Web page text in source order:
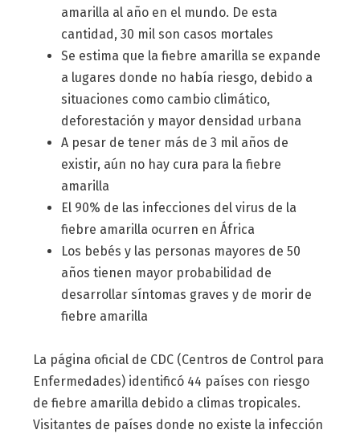
amarilla al año en el mundo. De esta
cantidad, 30 mil son casos mortales
Se estima que la fiebre amarilla se expande
a lugares donde no había riesgo, debido a
situaciones como cambio climático,
deforestación y mayor densidad urbana
A pesar de tener más de 3 mil años de
existir, aún no hay cura para la fiebre
amarilla
El 90% de las infecciones del virus de la
fiebre amarilla ocurren en África
Los bebés y las personas mayores de 50
años tienen mayor probabilidad de
desarrollar síntomas graves y de morir de
fiebre amarilla
La página oficial de CDC (Centros de Control para
Enfermedades) identificó 44 países con riesgo
de fiebre amarilla debido a climas tropicales.
Visitantes de países donde no existe la infección